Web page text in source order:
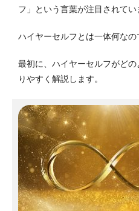
フ」という言葉が注目されてい
ハイヤーセルフとは一体何なの
最初に、ハイヤーセルフがど
りやすく解説します。